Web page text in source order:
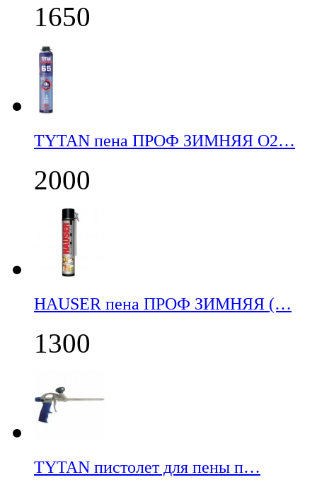
1650
TYTAN пена ПРОФ ЗИМНЯЯ О2…
2000
НАUSER пена ПРОФ ЗИМНЯЯ (…
1300
TYTAN пистолет для пены п…